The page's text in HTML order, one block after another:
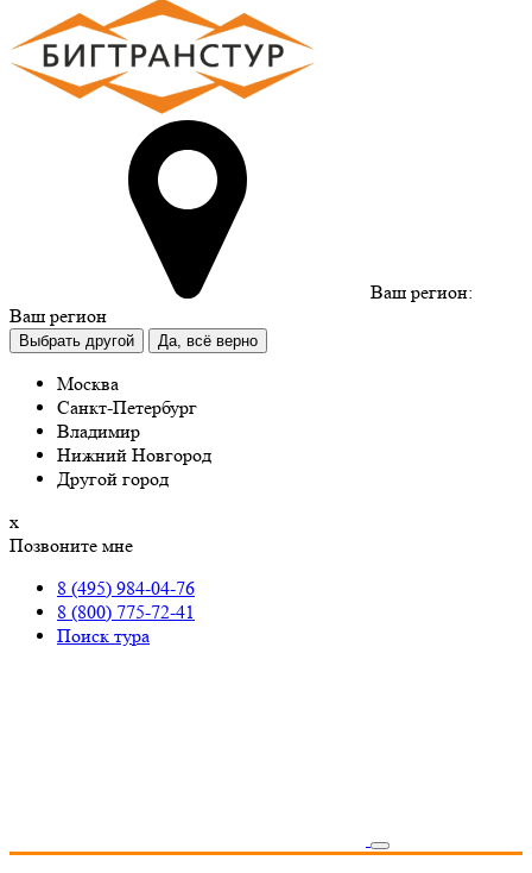
Ваш регион:
Ваш регион
Выбрать другой Да, всё верно
Москва
Санкт-Петербург
Владимир
Нижний Новгород
Другой город
х
Позвоните мне
8 (495) 984-04-76
8 (800) 775-72-41
Поиск тура